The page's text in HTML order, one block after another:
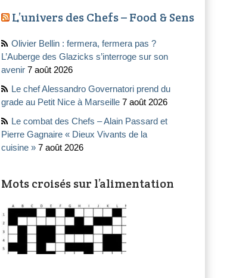
L’univers des Chefs – Food & Sens
Olivier Bellin : fermera, fermera pas ?
L’Auberge des Glazicks s’interroge sur son
avenir 7 août 2026
Le chef Alessandro Governatori prend du
grade au Petit Nice à Marseille 7 août 2026
Le combat des Chefs – Alain Passard et
Pierre Gagnaire « Dieux Vivants de la
cuisine » 7 août 2026
Mots croisés sur l’alimentation